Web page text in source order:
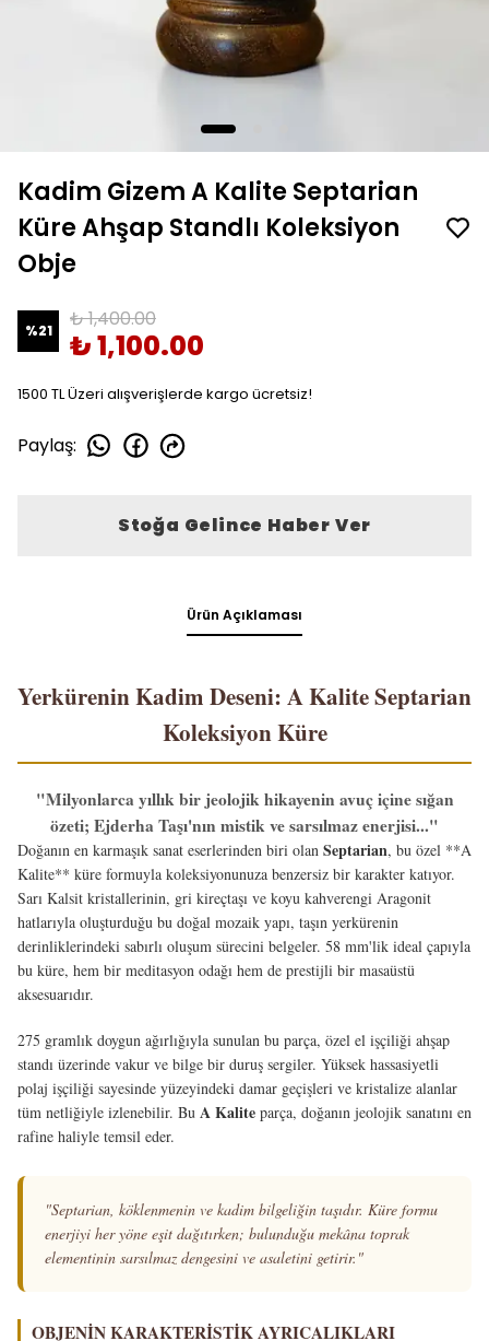
Kadim Gizem A Kalite Septarian
Küre Ahşap Standlı Koleksiyon
Obje
%21 ₺ 1,400.00
₺ 1,100.00
1500 TL Üzeri alışverişlerde kargo ücretsiz!
Paylaş:
Stoğa Gelince Haber Ver
Ürün Açıklaması
Yerkürenin Kadim Deseni: A Kalite Septarian
Koleksiyon Küre
"Milyonlarca yıllık bir jeolojik hikayenin avuç içine sığan
özeti; Ejderha Taşı'nın mistik ve sarsılmaz enerjisi..."
Doğanın en karmaşık sanat eserlerinden biri olan Septarian, bu özel **A
Kalite** küre formuyla koleksiyonunuza benzersiz bir karakter katıyor.
Sarı Kalsit kristallerinin, gri kireçtaşı ve koyu kahverengi Aragonit
hatlarıyla oluşturduğu bu doğal mozaik yapı, taşın yerkürenin
derinliklerindeki sabırlı oluşum sürecini belgeler. 58 mm'lik ideal çapıyla
bu küre, hem bir meditasyon odağı hem de prestijli bir masaüstü
aksesuarıdır.
275 gramlık doygun ağırlığıyla sunulan bu parça, özel el işçiliği ahşap
standı üzerinde vakur ve bilge bir duruş sergiler. Yüksek hassasiyetli
polaj işçiliği sayesinde yüzeyindeki damar geçişleri ve kristalize alanlar
tüm netliğiyle izlenebilir. Bu A Kalite parça, doğanın jeolojik sanatını en
rafine haliyle temsil eder.
"Septarian, köklenmenin ve kadim bilgeliğin taşıdır. Küre formu
enerjiyi her yöne eşit dağıtırken; bulunduğu mekâna toprak
elementinin sarsılmaz dengesini ve asaletini getirir."
OBJENIN KARAKTERISTIK AYRICALIKLARI